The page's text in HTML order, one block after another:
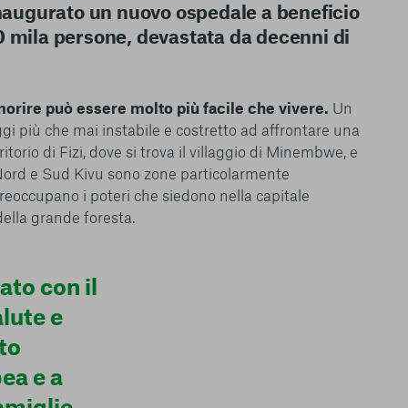
del funzionamento
l’esperienza di
i nostri
per mostrare
Web e le app di
e sarà
sulla
scelte”, la
selezionata
i cookie. Per
informazioni
un nuovo ospedale a beneficio
persone, devastata da decenni di
può essere molto più facile che vivere. Un
più che mai instabile e costretto ad affrontare una
di Fizi, dove si trova il villaggio di Minembwe, e
e Sud Kivu sono zone particolarmente
i poteri che siedono nella capitale
grande foresta.
con il
e
e a